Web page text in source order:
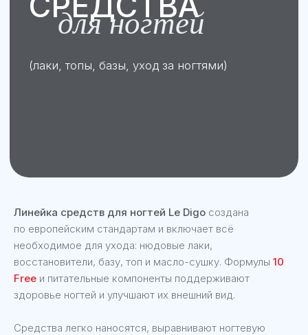
Линейка средств для ногтей Le Digo создана
по европейским стандартам и включает всё
необходимое для ухода: нюдовые лаки,
восстановители, базу, топ и масло-сушку. Формулы 10
Free и питательные компоненты поддерживают
здоровье ногтей и улучшают их внешний вид.
Средства легко наносятся, выравнивают ногтевую
Лак-восстановитель
Le Digo Vita Line Nude